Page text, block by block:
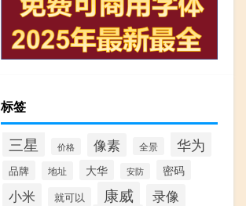
标签
三星 价格 像素 全景 华为
品牌 地址 大华 安防 密码
小米 就可以 康威 录像